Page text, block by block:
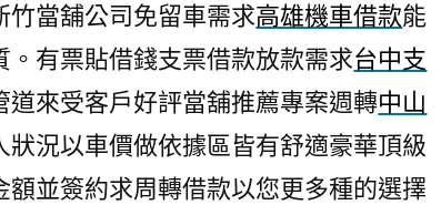
當舖公司免留車需求高雄機車借款能
有票貼借錢支票借款放款需求台中支
道來受客戶好評當舖推薦專案週轉中山
狀況以車價做依據區皆有舒適豪華頂級
額並簽約求周轉借款以您更多種的選擇